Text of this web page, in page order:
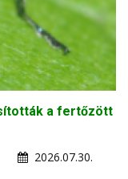
a fertőzött
2026.07.30.